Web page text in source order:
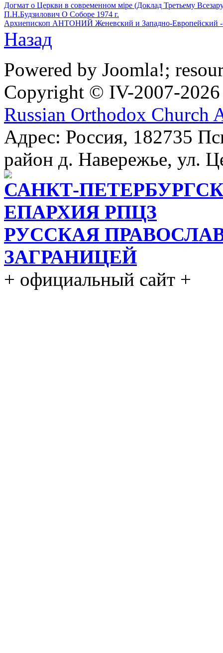
Догмат о Церкви в современном мiре (Доклад Третьему
П.Н.Будзилович О Соборе 1974 г.
Архиепископ АНТОНИЙ Женевский и Западно-Европейский -
Назад
Powered by Joomla!;
Copyright © IV-2007-2026
Russian Orthodox Church
Адрес: Россия, 182735
район д. Навережье, ул.
САНКТ-
ЕПАРХИЯ РПЦЗ
РУССКАЯ
ЗАГРАНИЦЕЙ
+ официальный сайт +